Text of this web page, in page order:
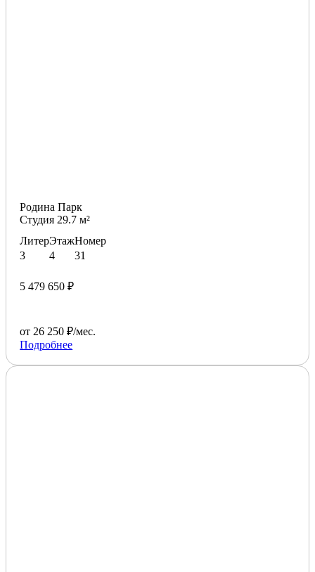
Родина Парк
Студия 29.7 м²
Литер
3
Этаж
4
Номер
31
5 479 650 ₽
от 26 250 ₽/мес.
Подробнее